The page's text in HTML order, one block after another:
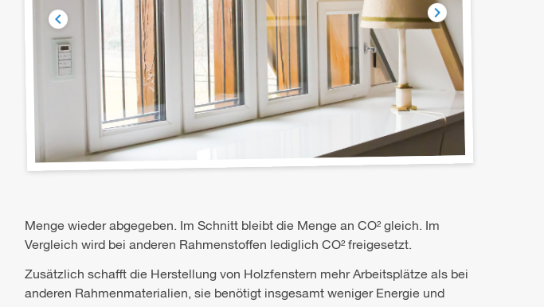
Menge wieder abgegeben. Im Schnitt bleibt die Menge an CO² gleich. Im
Vergleich wird bei anderen Rahmenstoffen lediglich CO² freigesetzt.
Zusätzlich schafft die Herstellung von Holzfenstern mehr Arbeitsplätze als bei
anderen Rahmenmaterialien, sie benötigt insgesamt weniger Energie und